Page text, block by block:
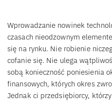
Wprowadzanie nowinek
czasach nieodzownym
się na rynku. Nie robienie
cofanie się. Nie ulega
sobą konieczność poniesienia
finansowych, których okres
Jednak ci przedsiębiorcy,